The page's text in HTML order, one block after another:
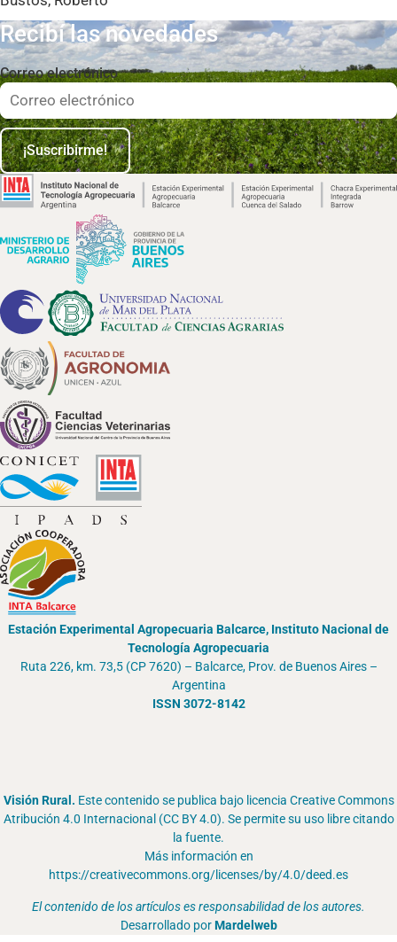
Recibí las novedades
Correo electrónico
¡Suscribirme!
Estación Experimental Agropecuaria Balcarce, Instituto Nacional de
Tecnología Agropecuaria
Ruta 226, km. 73,5 (CP 7620) – Balcarce, Prov. de Buenos Aires –
Argentina
ISSN 3072-8142
Visión Rural. Este contenido se publica bajo licencia Creative Commons
Atribución 4.0 Internacional (CC BY 4.0). Se permite su uso libre citando
la fuente.
Más información en
https://creativecommons.org/licenses/by/4.0/deed.es
El contenido de los artículos es responsabilidad de los autores.
Desarrollado porMardelweb